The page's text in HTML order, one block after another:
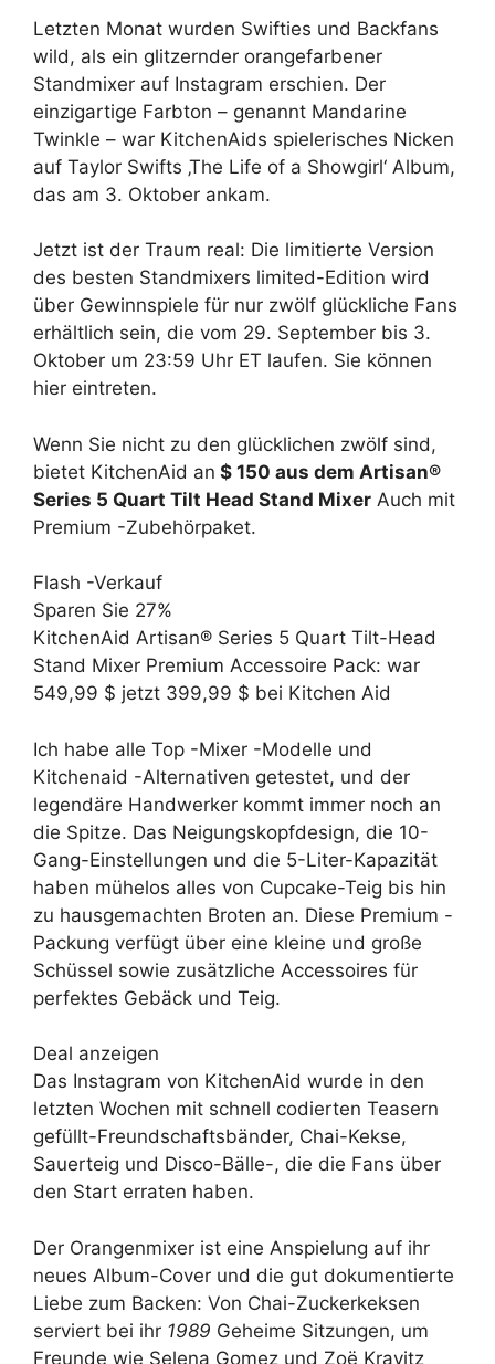
Letzten Monat wurden Swifties und Backfans
wild, als ein glitzernder orangefarbener
Standmixer auf Instagram erschien. Der
einzigartige Farbton – genannt Mandarine
Twinkle – war KitchenAids spielerisches Nicken
auf Taylor Swifts ‚The Life of a Showgirl‘ Album,
das am 3. Oktober ankam.
Jetzt ist der Traum real: Die limitierte Version
des besten Standmixers limited-Edition wird
über Gewinnspiele für nur zwölf glückliche Fans
erhältlich sein, die vom 29. September bis 3.
Oktober um 23:59 Uhr ET laufen. Sie können
hier eintreten.
Wenn Sie nicht zu den glücklichen zwölf sind,
bietet KitchenAid an $ 150 aus dem Artisan®
Series 5 Quart Tilt Head Stand Mixer Auch mit
Premium -Zubehörpaket.
Flash -Verkauf
Sparen Sie 27%
KitchenAid Artisan® Series 5 Quart Tilt-Head
Stand Mixer Premium Accessoire Pack: war
549,99 $ jetzt 399,99 $ bei Kitchen Aid
Ich habe alle Top -Mixer -Modelle und
Kitchenaid -Alternativen getestet, und der
legendäre Handwerker kommt immer noch an
die Spitze. Das Neigungskopfdesign, die 10-
Gang-Einstellungen und die 5-Liter-Kapazität
haben mühelos alles von Cupcake-Teig bis hin
zu hausgemachten Broten an. Diese Premium -
Packung verfügt über eine kleine und große
Schüssel sowie zusätzliche Accessoires für
perfektes Gebäck und Teig.
Deal anzeigen
Das Instagram von KitchenAid wurde in den
letzten Wochen mit schnell codierten Teasern
gefüllt-Freundschaftsbänder, Chai-Kekse,
Sauerteig und Disco-Bälle-, die die Fans über
den Start erraten haben.
Der Orangenmixer ist eine Anspielung auf ihr
neues Album-Cover und die gut dokumentierte
Liebe zum Backen: Von Chai-Zuckerkeksen
serviert bei ihr 1989 Geheime Sitzungen, um
Freunde wie Selena Gomez und Zoë Kravitz